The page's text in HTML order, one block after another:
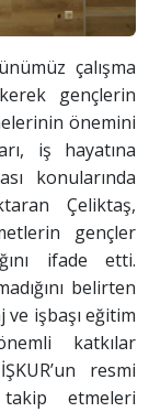
çalışma
gençlerin
önemini
iş hayatına
konularında
Çeliktaş,
gençler
ifade etti.
belirten
işbaşı eğitim
katkılar
resmi
takip etmeleri